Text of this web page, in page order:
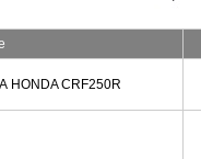
CRF250R